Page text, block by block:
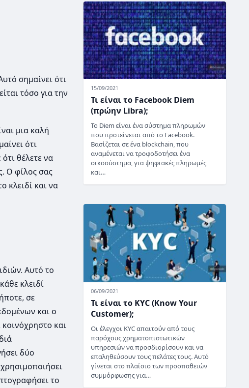
σημαίνει ότι
τόσο για την
μια καλή
ότι
θέλετε να
Ο φίλος σας
κλειδί και να
Αυτό το
κλειδί
σε
και ο
κοινόχρηστο και
δύο
το
15/09/2021
Τι είναι το Facebook Diem
(πρώην Libra);
Το Diem είναι ένα σύστημα πληρωμών
που προτείνεται από το Facebook.
Βασίζεται σε ένα blockchain, που
αναμένεται να τροφοδοτήσει ένα
οικοσύστημα, για ψηφιακές πληρωμές
και…
06/09/2021
Τι είναι το KYC (Know Your
Customer);
Οι έλεγχοι KYC απαιτούν από τους
παρόχους χρηματοπιστωτικών
υπηρεσιών να προσδιορίσουν και να
επαληθεύσουν τους πελάτες τους. Αυτό
γίνεται στο πλαίσιο των προσπαθειών
συμμόρφωσης για…